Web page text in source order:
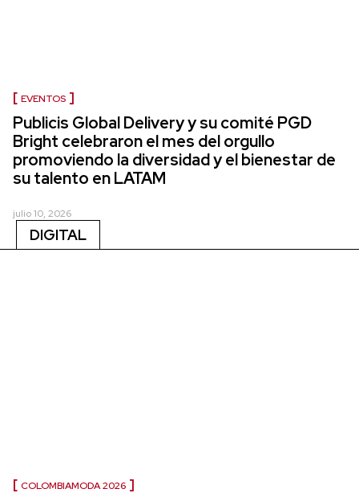
EVENTOS
Publicis Global Delivery y su comité PGD
Bright celebraron el mes del orgullo
promoviendo la diversidad y el bienestar de
su talento en LATAM
julio 10, 2026
DIGITAL
COLOMBIAMODA 2026